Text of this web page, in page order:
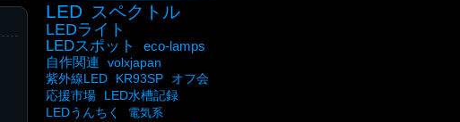
LED スペクトル
LEDライト
LEDスポット
eco-lamps
自作関連
volxjapan
紫外線LED
KR93SP
オフ会
応援市場
LED水槽記録
LEDうんちく
電気系